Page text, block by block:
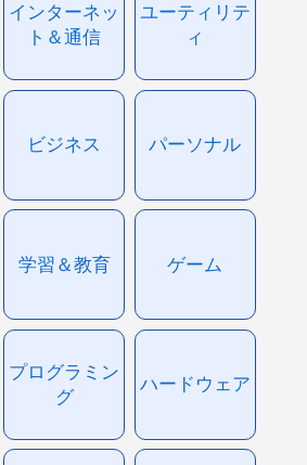
インターネッ
ト＆通信
ユーティリテ
ィ
ビジネス パーソナル
学習＆教育 ゲーム
プログラミン
グ
ハードウェア